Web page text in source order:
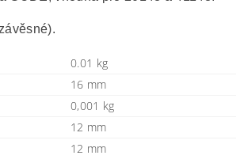
0.01 kg
16 mm
0,001 kg
12 mm
12 mm